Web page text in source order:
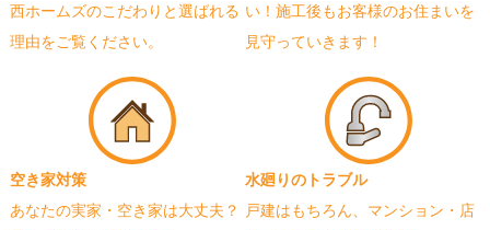
西ホームズのこだわりと選ばれる
理由をご覧ください。
い！施工後もお客様のお住まいを
見守っていきます！
空き家対策
あなたの実家・空き家は大丈夫？
水廻りのトラブル
戸建はもちろん、マンション・店